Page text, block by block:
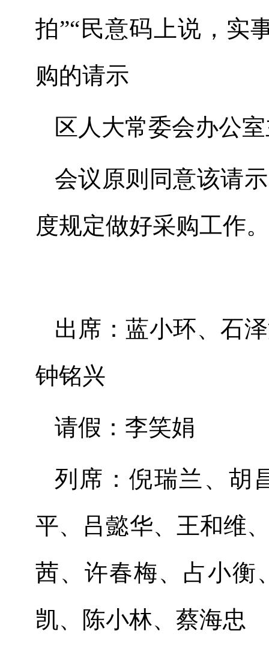
拍”“民意码上说，实
购的请示
区人大常委会办公
会议原则同意该请
度规定做好采购工作。
出席：蓝小环、石
钟铭兴
请假： 李笑娟
列席：倪瑞兰、胡
平、
吕懿华、 王和维
茜、许春梅、 占小衡
凯、陈小林、蔡海忠